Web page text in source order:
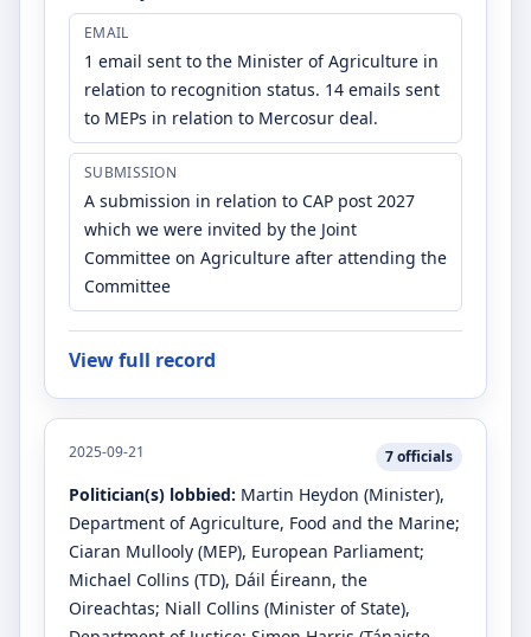
EMAIL
1 email sent to the Minister of Agriculture in
relation to recognition status. 14 emails sent
to MEPs in relation to Mercosur deal.
SUBMISSION
A submission in relation to CAP post 2027
which we were invited by the Joint
Committee on Agriculture after attending the
Committee
View full record
2025-09-21 7officials
Politician(s) lobbied: Martin Heydon (Minister),
Department of Agriculture, Food and the Marine;
Ciaran Mullooly (MEP), European Parliament;
Michael Collins (TD), Dáil Éireann, the
Oireachtas; Niall Collins (Minister of State),